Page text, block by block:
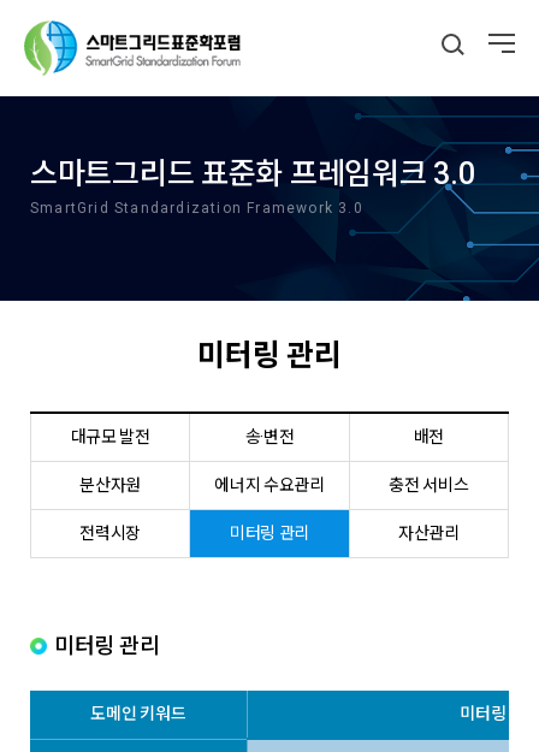
스마트그리드 표준화 프레임워크 3.0
SmartGrid Standardization Framework 3.0
미터링 관리
대규모 발전 송·변전 배전
분산자원 에너지 수요관리 충전 서비스
전력시장 미터링 관리 자산관리
미터링 관리
도메인 키워드 미터링 관리